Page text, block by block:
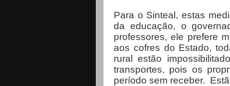
Para o Sinteal, estas
da educação, o
professores, ele prefere
aos cofres do Estado,
rural estão
transportes, pois os
período sem receber.